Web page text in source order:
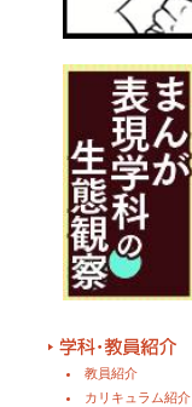
教員紹介
カリキュラム紹介